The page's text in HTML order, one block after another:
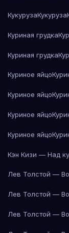
КукурузаКукуруза
Куриная грудка
Куриная грудка
Куриное яйцо
Куриное яйцо
Куриное яйцо
Куриное яйцо
Кэн Кизи — Над
Лев Толстой —
Лев Толстой —
Лев Толстой —